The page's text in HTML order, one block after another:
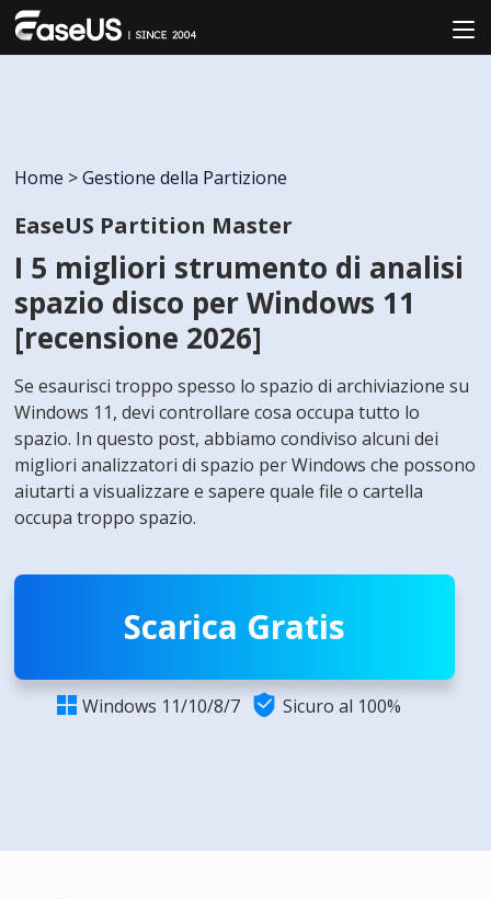
Home > Gestione della Partizione
EaseUS Partition Master
I 5 migliori strumento di analisi
spazio disco per Windows 11
[recensione 2026]
Se esaurisci troppo spesso lo spazio di archiviazione su
Windows 11, devi controllare cosa occupa tutto lo
spazio. In questo post, abbiamo condiviso alcuni dei
migliori analizzatori di spazio per Windows che possono
aiutarti a visualizzare e sapere quale file o cartella
occupa troppo spazio.
Scarica Gratis
 Windows 11/10/8/7  Sicuro al 100%